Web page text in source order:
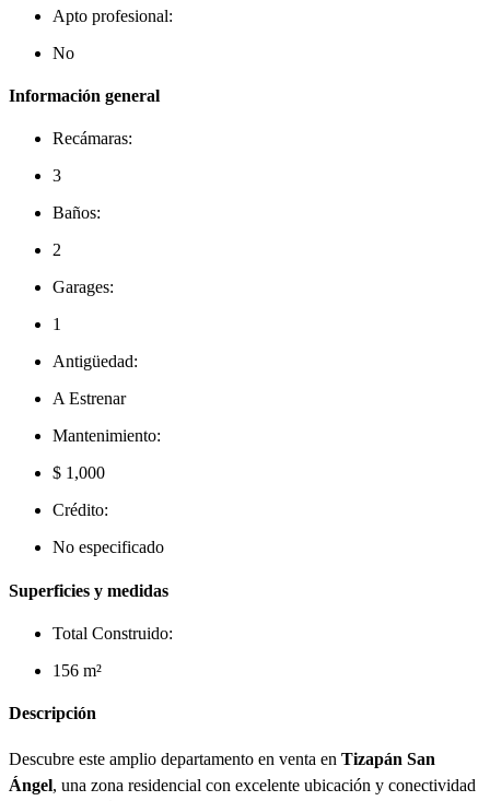
Apto profesional:
No
Información general
Recámaras:
3
Baños:
2
Garages:
1
Antigüedad:
A Estrenar
Mantenimiento:
$ 1,000
Crédito:
No especificado
Superficies y medidas
Total Construido:
156 m²
Descripción
Descubre este amplio departamento en venta en Tizapán San
Ángel, una zona residencial con excelente ubicación y conectividad